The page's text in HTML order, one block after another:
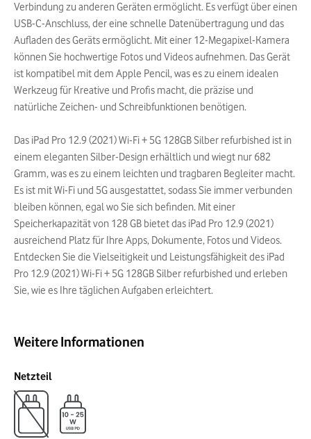
Verbindung zu anderen Geräten ermöglicht. Es verfügt über einen
USB-C-Anschluss, der eine schnelle Datenübertragung und das
Aufladen des Geräts ermöglicht. Mit einer 12-Megapixel-Kamera
können Sie hochwertige Fotos und Videos aufnehmen. Das Gerät
ist kompatibel mit dem Apple Pencil, was es zu einem idealen
Werkzeug für Kreative und Profis macht, die präzise und
natürliche Zeichen- und Schreibfunktionen benötigen.
Das iPad Pro 12.9 (2021) Wi-Fi + 5G 128GB Silber refurbished ist in
einem eleganten Silber-Design erhältlich und wiegt nur 682
Gramm, was es zu einem leichten und tragbaren Begleiter macht.
Es ist mit Wi-Fi und 5G ausgestattet, sodass Sie immer verbunden
bleiben können, egal wo Sie sich befinden. Mit einer
Speicherkapazität von 128 GB bietet das iPad Pro 12.9 (2021)
ausreichend Platz für Ihre Apps, Dokumente, Fotos und Videos.
Entdecken Sie die Vielseitigkeit und Leistungsfähigkeit des iPad
Pro 12.9 (2021) Wi-Fi + 5G 128GB Silber refurbished und erleben
Sie, wie es Ihre täglichen Aufgaben erleichtert.
Weitere Informationen
Netzteil